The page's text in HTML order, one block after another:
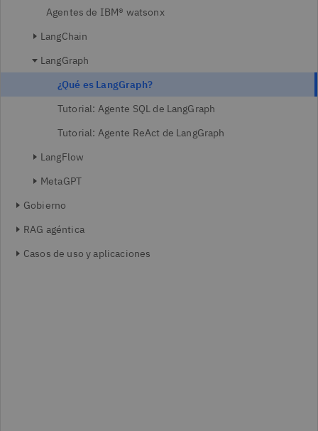
Agentes de IBM® watsonx
LangChain
LangGraph
¿Qué es LangGraph?
Tutorial: Agente SQL de LangGraph
Tutorial: Agente ReAct de LangGraph
LangFlow
MetaGPT
Gobierno
RAG agéntica
Casos de uso y aplicaciones